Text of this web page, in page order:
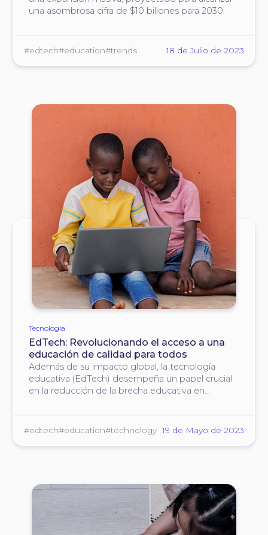
una asombrosa cifra de $10 billones para 2030.
#edtech#education#trends 18 de Julio de 2023
Tecnología
EdTech: Revolucionando el acceso a una
educación de calidad para todos
Además de su impacto global, la tecnología
educativa (EdTech) desempeña un papel crucial
en la reducción de la brecha educativa en
#edtech#education#technology 19 de Mayo de 2023